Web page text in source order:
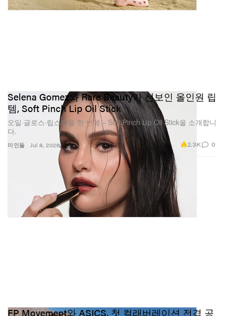
미인들
Selena Gomez와 Rare Beauty가 선보인 올인원 립
템, Soft Pinch Lip Oil Stick
오일·글로스·립스틱을 한 번에 – Soft Pinch Lip Oil Stick을 소개합니
다.
Jul 8, 2026 2.3K 0
FP Movement와 ASICS, 첫 컬래버레이션 전격 공